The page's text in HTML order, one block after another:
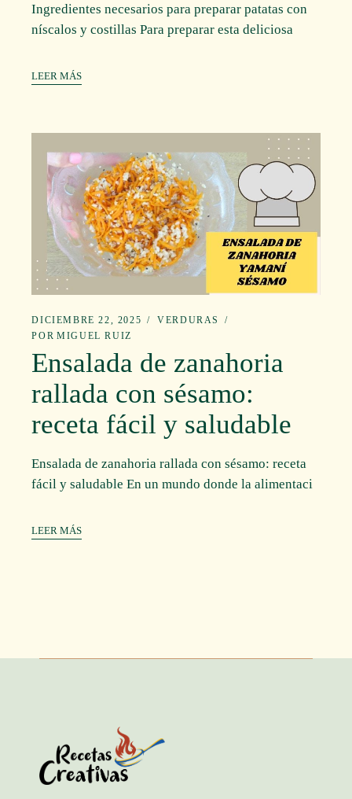
Ingredientes necesarios para preparar patatas con
níscalos y costillas Para preparar esta deliciosa
LEER MÁS
DICIEMBRE 22, 2025
VERDURAS
POR MIGUEL RUIZ
Ensalada de zanahoria
rallada con sésamo:
receta fácil y saludable
Ensalada de zanahoria rallada con sésamo: receta
fácil y saludable En un mundo donde la alimentaci
LEER MÁS